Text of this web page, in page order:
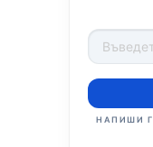
НАПИШИ